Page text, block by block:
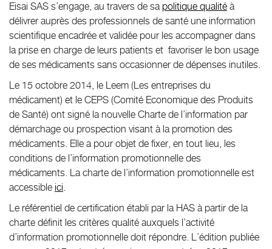
Anglais
Eisai Monde
Eisai SAS s’engage, au travers de sa politique qualité à
délivrer auprès des professionnels de santé une information
scientifique encadrée et validée pour les accompagner dans
la prise en charge de leurs patients et favoriser le bon usage
de ses médicaments sans occasionner de dépenses inutiles.
Le 15 octobre 2014, le Leem (Les entreprises du
médicament) et le CEPS (Comité Economique des Produits
de Santé) ont signé la nouvelle Charte de l’information par
démarchage ou prospection visant à la promotion des
médicaments. Elle a pour objet de fixer, en tout lieu, les
conditions de l’information promotionnelle des
médicaments. La charte de l’information promotionnelle est
accessible ici.
Le référentiel de certification établi par la HAS à partir de la
charte définit les critères qualité auxquels l’activité
d’information promotionnelle doit répondre. L’édition publiée